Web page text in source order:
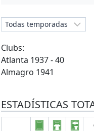
Clubs:
Atlanta 1937 - 40
Almagro 1941
ESTADÍSTICAS